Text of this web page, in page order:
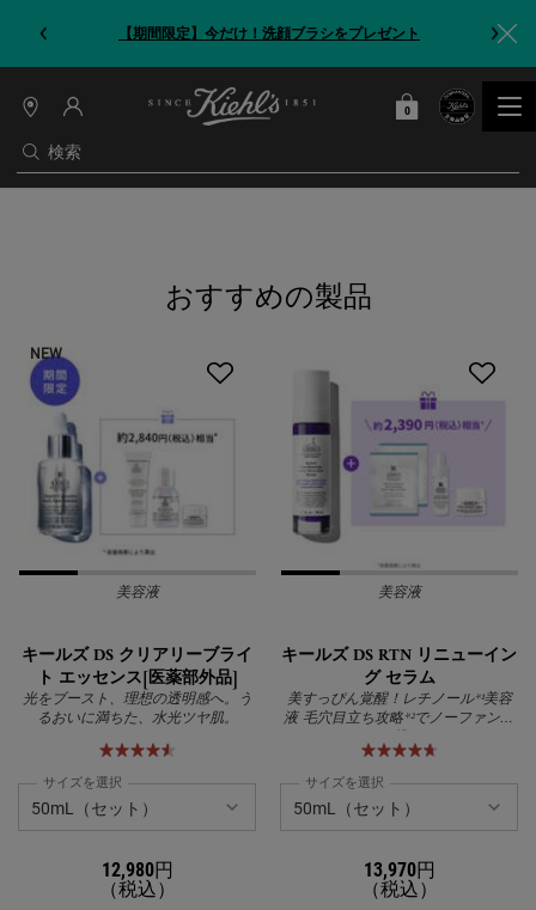
【期間限定】今だけ！洗顔ブラシをプレゼント
検索
店
情
報
カート
0
0 カート内の製品
おすすめの製品
NEW
美容液
キールズ DS クリアリーブライ
ト エッセンス[医薬部外品]
光をブースト、理想の透明感へ。う
るおいに満ちた、水光ツヤ肌。
サイズを選択
12,980円
（税込）
美容液
キールズ DS RTN リニューイン
グ セラム
美すっぴん覚醒！レチノール*¹美容
液 毛穴目立ち攻略*²でノーファンデ
に挑む
サイズを選択
13,970円
（税込）